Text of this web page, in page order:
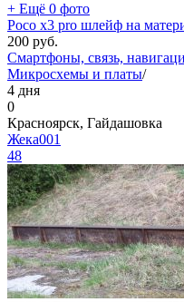
+ Ещё 0 фото
Poco x3 pro шлейф на
200 руб.
Смартфоны, связь,
Микросхемы и платы/
4 дня
0
Красноярск, Гайдашовка
Жека001
48